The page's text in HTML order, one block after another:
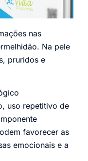
nas
Na pele
pruridos e
uso repetitivo de
favorecer as
emocionais e a